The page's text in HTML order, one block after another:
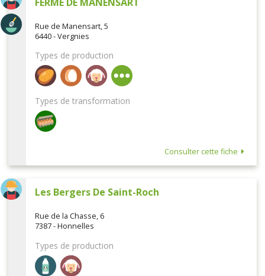
Rue de Manensart, 5
6440 - Vergnies
Types de production
Types de transformation
Consulter cette fiche
Les Bergers De Saint-Roch
Rue de la Chasse, 6
7387 - Honnelles
Types de production